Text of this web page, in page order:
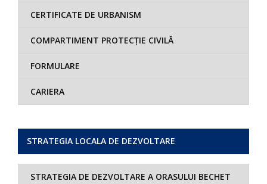
CERTIFICATE DE URBANISM
COMPARTIMENT PROTECȚIE CIVILĂ
FORMULARE
CARIERA
STRATEGIA LOCALA DE DEZVOLTARE
STRATEGIA DE DEZVOLTARE A ORASULUI BECHET